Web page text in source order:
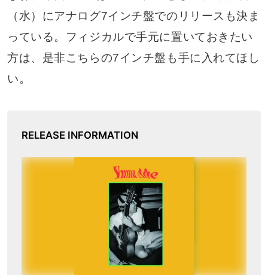
（水）にアナログ7インチ盤でのリリースも決ま
っている。フィジカルで手元に置いておきたい
方は、是非こちらの7インチ盤も手に入れてほし
い。
RELEASE INFORMATION